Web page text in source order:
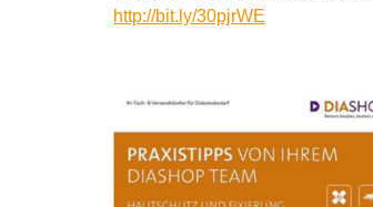
http://bit.ly/30pjrWE